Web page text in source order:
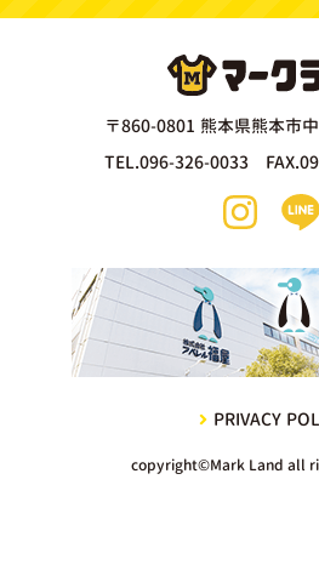
〒860-0801 熊本県熊本市
TEL.096-326-0033
PRIVACY
copyright©Mark Land all